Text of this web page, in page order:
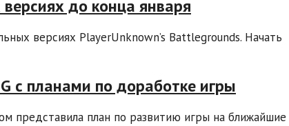
до конца января
версиях PlayerUnknown’s Battlegrounds. Начать
с планами по доработке игры
представила план по развитию игры на ближайшие